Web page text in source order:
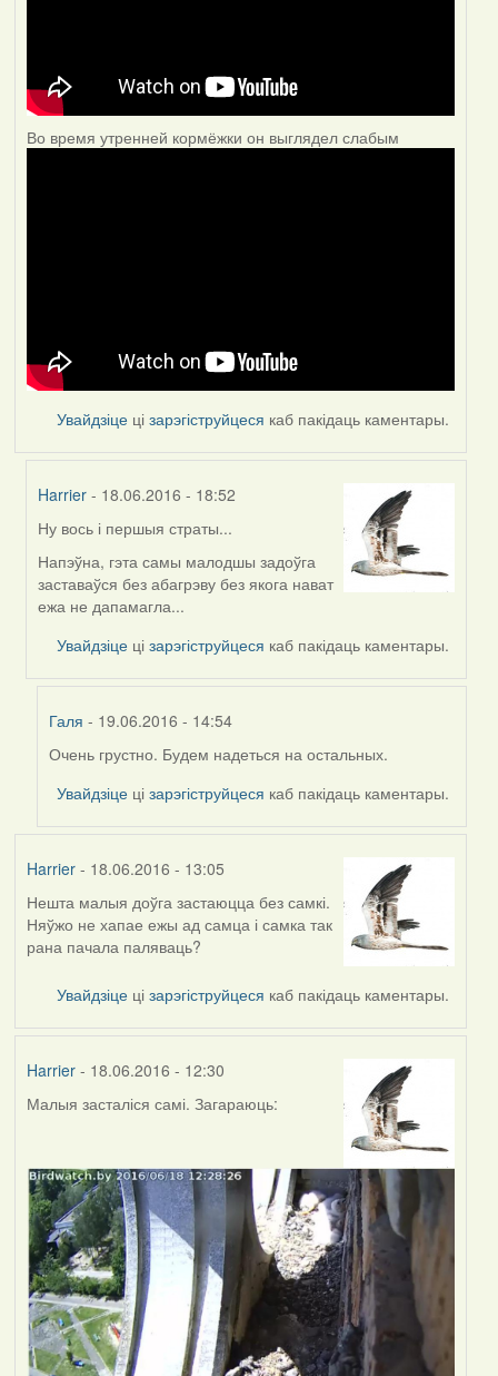
Во время утренней кормёжки он выглядел слабым
Увайдзіце цізарэгіструйцеся каб пакідаць каментары.
Harrier - 18.06.2016 - 18:52
In
reply
to
by
Ну вось і першыя страты...
Напэўна, гэта самы малодшы задоўга
заставаўся без абагрэву без якога нават
ежа не дапамагла...
Увайдзіце цізарэгіструйцеся каб пакідаць каментары.
Галя - 19.06.2016 - 14:54
In
reply
by
Очень грустно. Будем надеться на остальных.
Увайдзіце цізарэгіструйцеся каб пакідаць каментары.
Harrier- 18.06.2016 - 13:05
Нешта малыя доўга застаюцца без самкі.
Няўжо не хапае ежы ад самца і самка так
рана пачала паляваць?
Увайдзіце цізарэгіструйцеся каб пакідаць каментары.
Harrier- 18.06.2016 - 12:30
Малыя засталіся самі. Загараюць: